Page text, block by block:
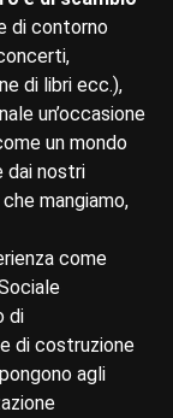
di contorno
di libri ecc.),
un’occasione
un mondo
dai nostri
mangiamo,
come
di
di costruzione
agli